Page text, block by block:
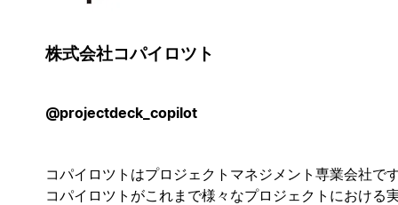
株式会社コパイロツト
@projectdeck_copilot
コパイロツトはプロジェクトマネジメント専業会社で
コパイロツトがこれまで様々なプロジェクトにおける